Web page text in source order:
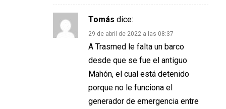
Tomás dice:
29 de abril de 2022 a las 08:37
A Trasmed le falta un barco
desde que se fue el antiguo
Mahón, el cual está detenido
porque no le funciona el
generador de emergencia entre